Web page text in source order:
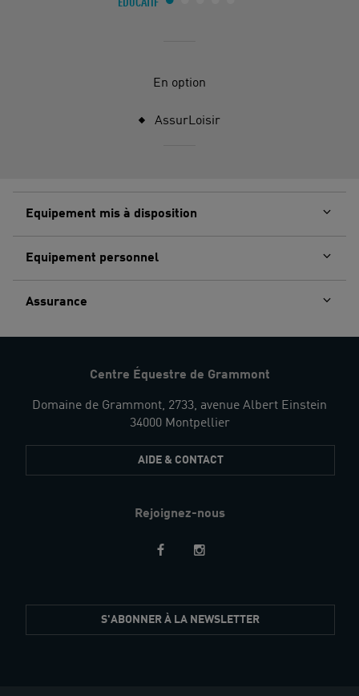
ÉDUCATIF
En option
AssurLoisir
Equipement mis à disposition
Equipement personnel
Assurance
Centre Équestre de Grammont
Domaine de Grammont, 2733, avenue Albert Einstein
34000 Montpellier
AIDE & CONTACT
Rejoignez-nous
informés
S'ABONNER À LA NEWSLETTER